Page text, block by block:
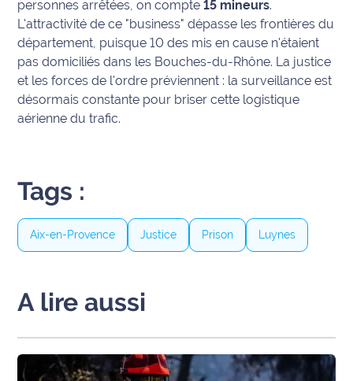
Ecouter
et voir
Maritima
Qui
sommes
annonceur
Conditions
site maritima.fr
personnes arrêtées, on compte15 mineurs.
L'attractivité de ce "business" dépasse les frontières du
département, puisque 10 des mis en cause n'étaient
pas domiciliés dans les Bouches-du-Rhône. La justice
et les forces de l'ordre préviennent : la surveillance est
désormais constante pour briser cette logistique
aérienne du trafic.
Tags :
Aix-en-Provence Justice Prison Luynes
A lire aussi